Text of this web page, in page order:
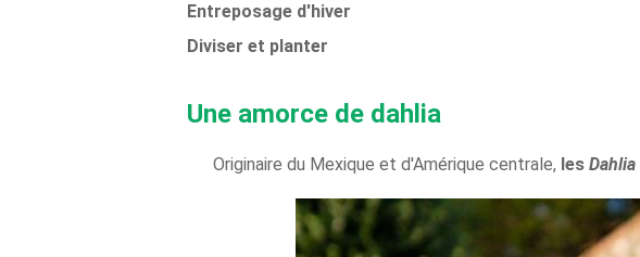
Entreposage d'hiver
Diviser et planter
Une amorce de dahlia
Originaire du Mexique et d'Amérique centrale, les Dahlia